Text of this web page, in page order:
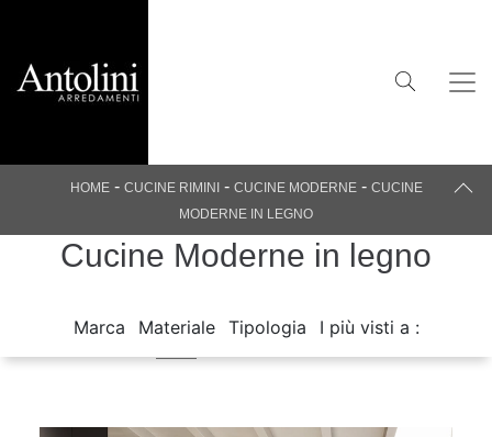
HOME- CUCINE RIMINI - CUCINE MODERNE- CUCINE
MODERNE IN LEGNO
Cucine Moderne in legno
Marca Materiale Tipologia I più visti a :